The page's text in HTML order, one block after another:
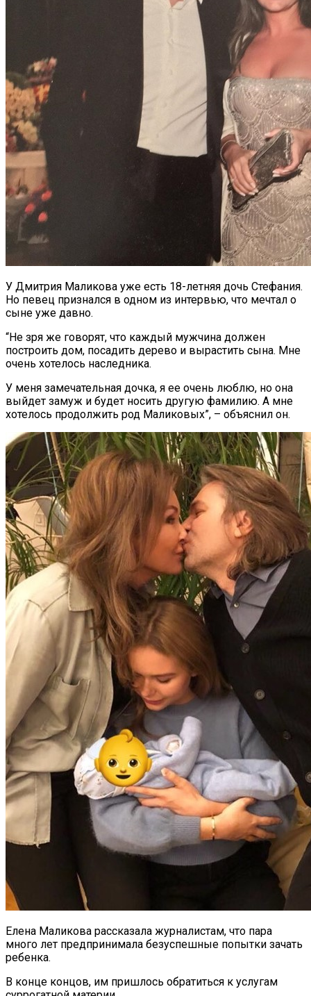
У Дмитрия Маликова уже есть 18-летняя дочь Стефания.
Но певец признался в одном из интервью, что мечтал о
сыне уже давно.
“Не зря же говорят, что каждый мужчина должен
построить дом, посадить дерево и вырастить сына. Мне
очень хотелось наследника.
У меня замечательная дочка, я ее очень люблю, но она
выйдет замуж и будет носить другую фамилию. А мне
хотелось продолжить род Маликовых”, – объяснил он.
Елена Маликова рассказала журналистам, что пара
много лет предпринимала безуспешные попытки зачать
ребенка.
В конце концов, им пришлось обратиться к услугам